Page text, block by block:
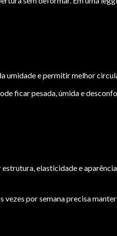
umidade e permitir melhor
ficar pesada, úmida e
elasticidade e
por semana precisa